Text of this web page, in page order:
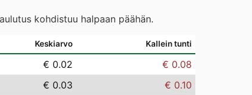
kohdistuu halpaan päähän.
Keskiarvo Kallein tunti
€ 0.02
€ 0.08
€ 0.03
€ 0.10